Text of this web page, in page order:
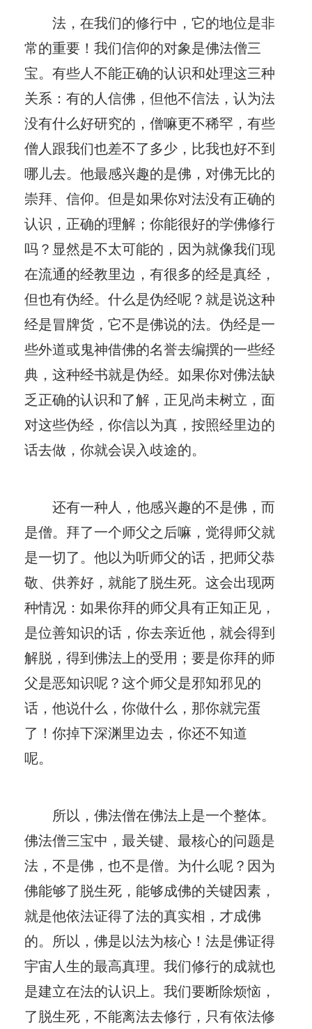
法，在我们的修行中，它的地位是非
常的重要！我们信仰的对象是佛法僧三
宝。有些人不能正确的认识和处理这三种
关系：有的人信佛，但他不信法，认为法
没有什么好研究的，僧嘛更不稀罕，有些
僧人跟我们也差不了多少，比我也好不到
哪儿去。他最感兴趣的是佛，对佛无比的
崇拜、信仰。但是如果你对法没有正确的
认识，正确的理解；你能很好的学佛修行
吗？显然是不太可能的，因为就像我们现
在流通的经教里边，有很多的经是真经，
但也有伪经。什么是伪经呢？就是说这种
经是冒牌货，它不是佛说的法。伪经是一
些外道或鬼神借佛的名誉去编撰的一些经
典，这种经书就是伪经。如果你对佛法缺
乏正确的认识和了解，正见尚未树立，面
对这些伪经，你信以为真，按照经里边的
话去做，你就会误入歧途的。
还有一种人，他感兴趣的不是佛，而
是僧。拜了一个师父之后嘛，觉得师父就
是一切了。他以为听师父的话，把师父恭
敬、供养好，就能了脱生死。这会出现两
种情况：如果你拜的师父具有正知正见，
是位善知识的话，你去亲近他，就会得到
解脱，得到佛法上的受用；要是你拜的师
父是恶知识呢？这个师父是邪知邪见的
话，他说什么，你做什么，那你就完蛋
了！你掉下深渊里边去，你还不知道
呢。
所以，佛法僧在佛法上是一个整体。
佛法僧三宝中，最关键、最核心的问题是
法，不是佛，也不是僧。为什么呢？因为
佛能够了脱生死，能够成佛的关键因素，
就是他依法证得了法的真实相，才成佛
的。所以，佛是以法为核心！法是佛证得
宇宙人生的最高真理。我们修行的成就也
是建立在法的认识上。我们要断除烦恼，
了脱生死，不能离法去修行，只有依法修